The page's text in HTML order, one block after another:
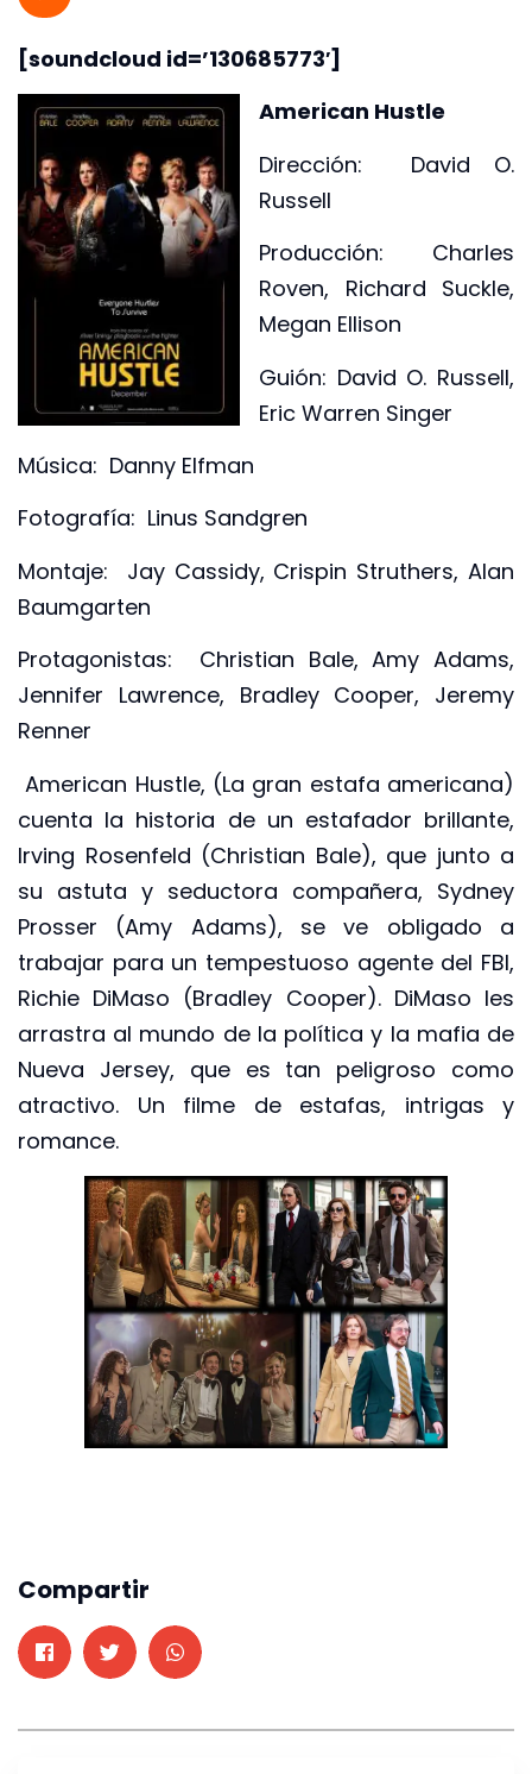
[soundcloud id=’130685773′]
American Hustle
Dirección: David O.
Russell
Producción: Charles
Roven, Richard Suckle,
Megan Ellison
Guión: David O. Russell,
Eric Warren Singer
Música: Danny Elfman
Fotografía: Linus Sandgren
Montaje: Jay Cassidy, Crispin Struthers, Alan
Baumgarten
Protagonistas: Christian Bale, Amy Adams,
Jennifer Lawrence, Bradley Cooper, Jeremy
Renner
American Hustle, (La gran estafa americana)
cuenta la historia de un estafador brillante,
Irving Rosenfeld (Christian Bale), que junto a
su astuta y seductora compañera, Sydney
Prosser (Amy Adams), se ve obligado a
trabajar para un tempestuoso agente del FBI,
Richie DiMaso (Bradley Cooper). DiMaso les
arrastra al mundo de la política y la mafia de
Nueva Jersey, que es tan peligroso como
atractivo. Un filme de estafas, intrigas y
romance.
Compartir